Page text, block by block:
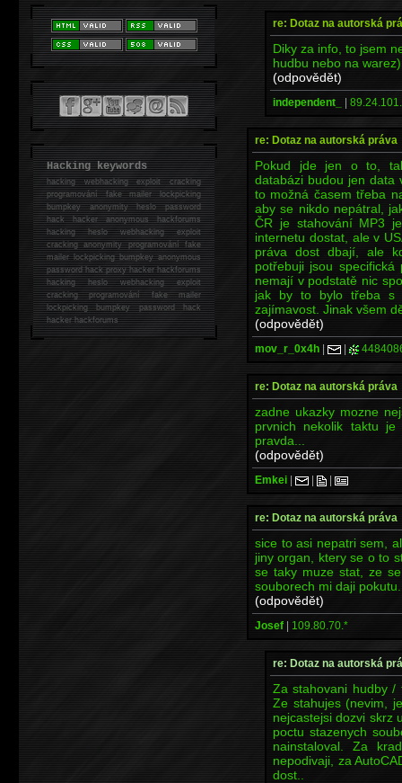
re: Dotaz na autorská
Diky za info, to jsem
hudbu nebo na
(odpovědět)
independent_ |
re: Dotaz na autorská práva
Pokud jde jen o to,
databázi budou jen data
to možná časem třeba
aby se nikdo nepátral,
ČR je stahování MP3
internetu dostat, ale v
práva dost dbají, ale
potřebuji jsou
nemají v podstatě nic
jak by to bylo třeba s
zajímavost. Jinak všem
(odpovědět)
mov_r_0x4h | |
re: Dotaz na autorská práva
zadne ukazky mozne
prvnich nekolik taktu
pravda...
(odpovědět)
Emkei | | |
re: Dotaz na autorská práva
sice to asi nepatri sem,
jiny organ, ktery se o to
se taky muze stat, ze
souborech mi daji
(odpovědět)
Josef | 109.80.70.*
re: Dotaz na autorská
Za stahovani hudby /
Ze stahujes (nevim,
nejcastejsi dozvi skrz
poctu stazenych
nainstaloval. Za
nepodivaji, za
dost..
Hacking keywords
hackingwebhacking exploit cracking
programování fake mailer lockpicking
bumpkey anonymity heslo password
hackhacker anonymous hackforums
hackingheslo webhacking exploit
cracking anonymity programování fake
mailer lockpicking bumpkey anonymous
password hack proxy hacker hackforums
hacking heslo webhacking exploit
cracking programování fake mailer
lockpicking bumpkey password hack
hackerhackforums